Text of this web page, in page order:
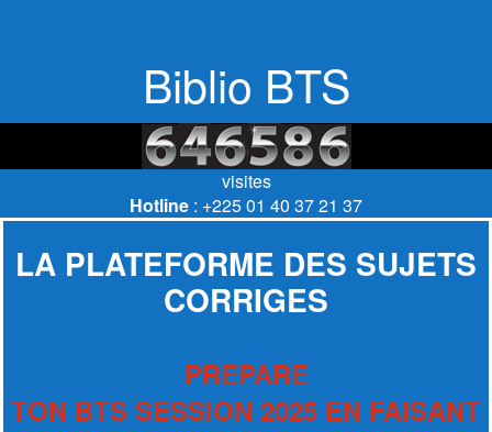
Biblio BTS
visites
Hotline : +225 01 40 37 21 37
LA PLATEFORME DES SUJETS
CORRIGES
PREPARE
TON BTS SESSION 2025 EN FAISANT